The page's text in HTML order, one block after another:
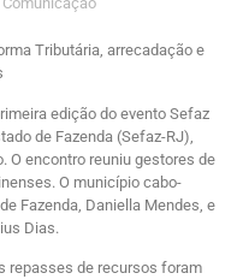
Tributária, arrecadação e
edição do evento Sefaz
de Fazenda (Sefaz-RJ),
O encontro reuniu gestores de
O município cabo-
Fazenda, Daniella Mendes, e
Dias.
repasses de recursos foram